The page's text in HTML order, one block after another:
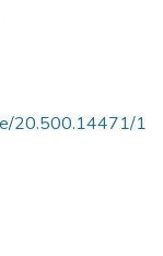
20.500.14471/1